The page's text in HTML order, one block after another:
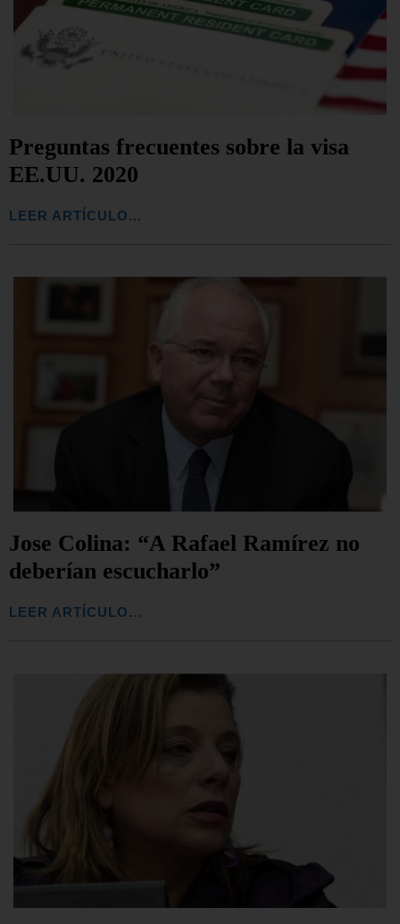
Preguntas frecuentes sobre la visa
EE.UU. 2020
LEER ARTÍCULO...
Jose Colina: “A Rafael Ramírez no
deberían escucharlo”
LEER ARTÍCULO...